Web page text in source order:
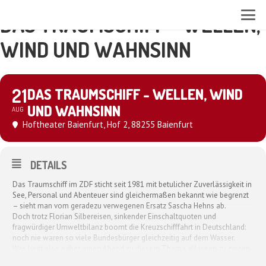
DAS TRAUMSCHIFF - WELLEN,
WIND UND WAHNSINN
21
AUG
DAS TRAUMSCHIFF - WELLEN, WIND
UND WAHNSINN
Hoftheater Baienfurt, Hof 2, 88255 Baienfurt
DETAILS
Das Traumschiff im ZDF sticht seit 1981 mit betulicher Zuverlässigkeit in
See, Personal und Abenteuer sind gleichermaßen bekannt wie begrenzt
– sieht man vom geradezu verwegenen Ersatz Sascha Hehns ab.
Doch trotz Florian Silbereisen, sinkender Einschaltquoten und
fragwürdiger Umweltbilanz boomt die Kreuzschifffahrt in Deutschland:
noch nie waren so viele Bundesbürger gleichzeitig auf dem Wasser.